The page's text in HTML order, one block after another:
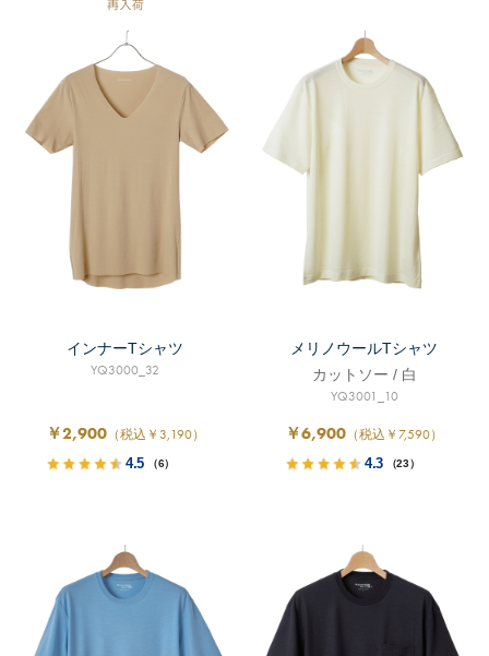
インナーTシャツ
YQ3000_32
￥2,900（税込￥3,190）
4.5 （6）
メリノウールTシャツ
カットソー / 白
YQ3001_10
￥6,900 （税込￥7,590）
4.3 （23）